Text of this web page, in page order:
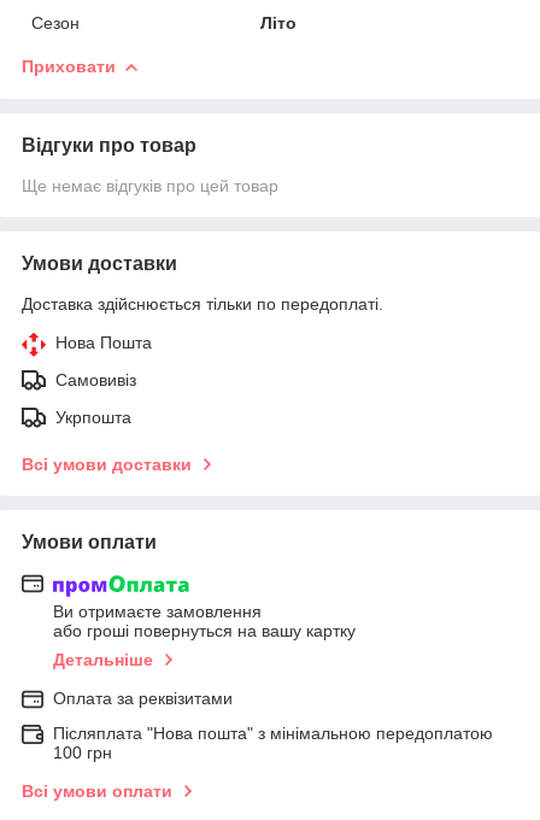
Сезон
Літо
Приховати
Відгуки про товар
Ще немає відгуків про цей товар
Умови доставки
Доставка здійснюється тільки по передоплаті.
Нова Пошта
Самовивіз
Укрпошта
Всі умови доставки
Умови оплати
Ви отримаєте замовлення
або гроші повернуться на вашу картку
Детальніше
Оплата за реквізитами
Післяплата "Нова пошта" з мінімальною передоплатою
100 грн
Всі умови оплати